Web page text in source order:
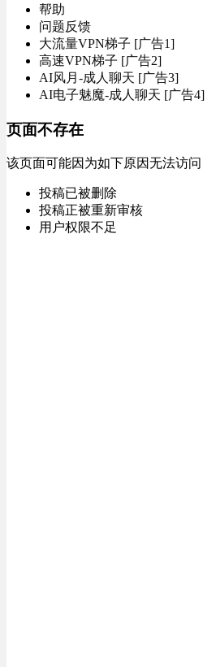
帮助
问题反馈
大流量VPN梯子 [广告1]
高速VPN梯子 [广告2]
AI风月-成人聊天 [广告3]
AI电子魅魔-成人聊天 [广告4]
页面不存在
该页面可能因为如下原因无法访问
投稿已被删除
投稿正被重新审核
用户权限不足